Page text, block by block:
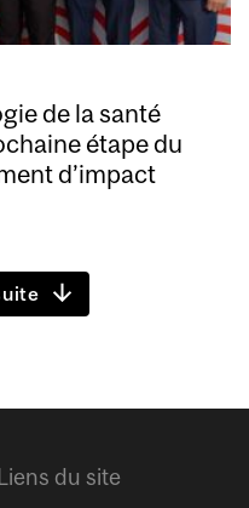
de la santé
étape du
d’impact
Liens du site